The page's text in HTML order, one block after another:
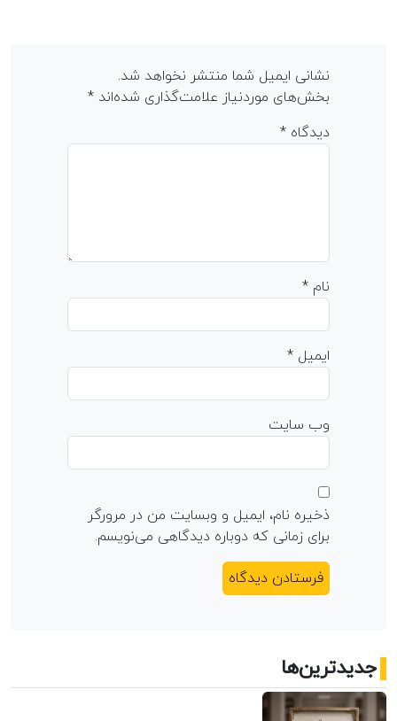
نشانی ایمیل شما منتشر نخواهد شد.
بخش‌های موردنیاز علامت‌گذاری شده‌اند*
دیدگاه*
نام*
ایمیل*
وب‌ سایت
ذخیره نام، ایمیل و وبسایت من در مرورگر
برای زمانی که دوباره دیدگاهی می‌نویسم.
جدیدترین‌ها